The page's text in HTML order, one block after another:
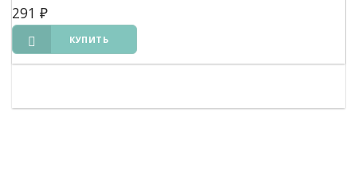
291 ₽
КУПИТЬ